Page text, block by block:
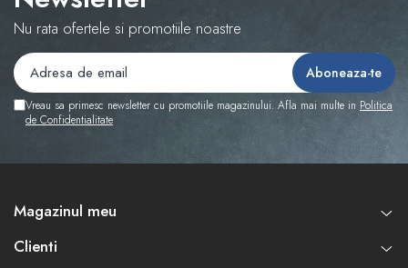
Nu rata ofertele si promotiile noastre
Vreau sa primesc newsletter cu promotiile magazinului. Afla mai multe in Politica
de Confidentialitate
Magazinul meu
Clienti